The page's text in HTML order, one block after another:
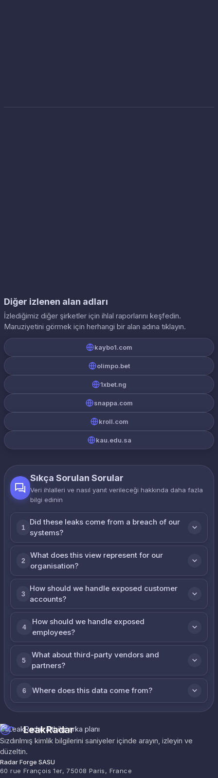
Diğer izlenen alan adları
İzlediğimiz diğer şirketler için ihlal raporlarını keşfedin.
Maruziyetini görmek için herhangi bir alan adına tıklayın.
kaybo1.com
olimpo.bet
1xbet.ng
snappa.com
kroll.com
kau.edu.sa
Sıkça Sorulan Sorular
Veri ihlalleri ve nasıl yanıt verileceği hakkında daha fazla
bilgi edinin
1
Did these leaks come from a breach of our
systems?
2
What does this view represent for our
organisation?
3
How should we handle exposed customer
accounts?
4
How should we handle exposed
employees?
5
What about third-party vendors and
partners?
6 Where does this data come from?
LeakRadar
Sızdırılmış kimlik bilgilerini saniyeler içinde arayın, izleyin ve
düzeltin.
Radar Forge SASU
60 rue François 1er, 75008 Paris, France